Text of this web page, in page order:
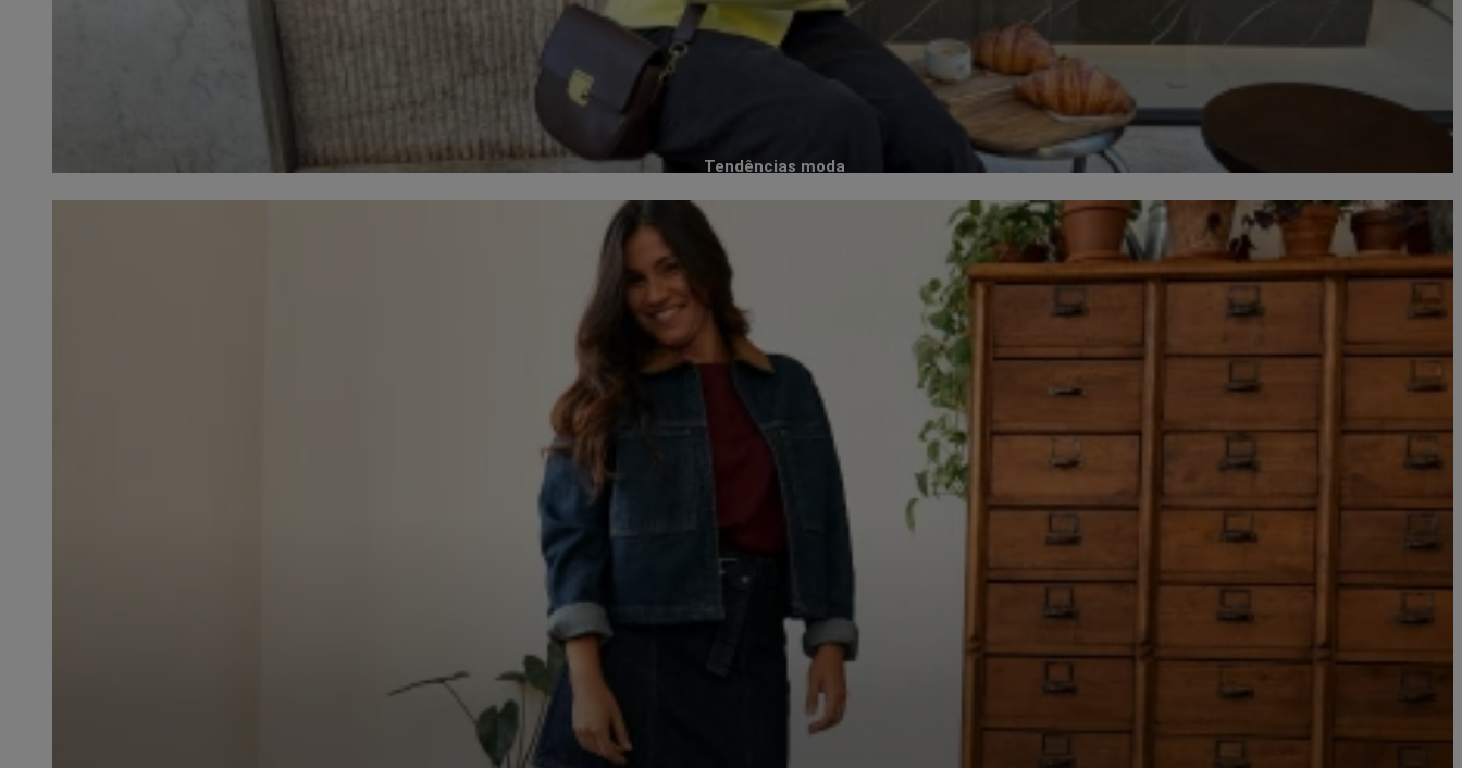
Tendências moda